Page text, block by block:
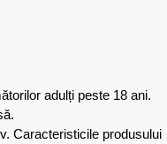
adulți peste 18 ani.
Caracteristicile produsului